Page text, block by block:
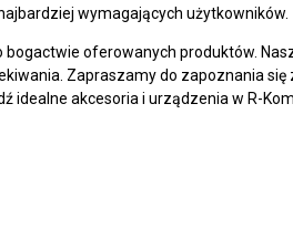
wymagających użytkowników.
oferowanych produktów.
Zapraszamy do zapoznania
idealne akcesoria i urządzenia w R-